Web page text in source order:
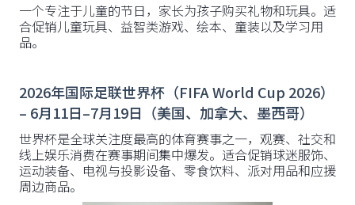
一个专注于儿童的节日，家长为孩子购买礼物和玩具。适
合促销儿童玩具、益智类游戏、绘本、童装以及学习用
品。
2026年国际足联世界杯（FIFA World Cup 2026）
– 6月11日–7月19日（美国、加拿大、墨西哥）
世界杯是全球关注度最高的体育赛事之一，观赛、社交和
线上娱乐消费在赛事期间集中爆发。适合促销球迷服饰、
运动装备、电视与投影设备、零食饮料、派对用品和应援
周边商品。